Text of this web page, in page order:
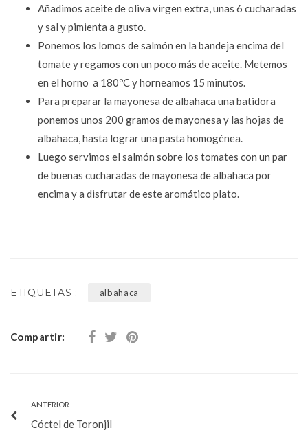
Añadimos aceite de oliva virgen extra, unas 6 cucharadas
y sal y pimienta a gusto.
Ponemos los lomos de salmón en la bandeja encima del
tomate y regamos con un poco más de aceite. Metemos
en el horno a 180ºC y horneamos 15 minutos.
Para preparar la mayonesa de albahaca una batidora
ponemos unos 200 gramos de mayonesa y las hojas de
albahaca, hasta lograr una pasta homogénea.
Luego servimos el salmón sobre los tomates con un par
de buenas cucharadas de mayonesa de albahaca por
encima y a disfrutar de este aromático plato.
ETIQUETAS : albahaca
Compartir:
ANTERIOR
Cóctel de Toronjil